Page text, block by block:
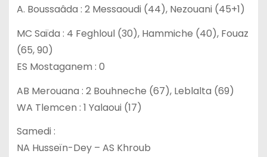
A. Boussaâda : 2 Messaoudi (44), Nezouani (45+1)
MC Saïda : 4 Feghloul (30), Hammiche (40), Fouaz
(65, 90)
ES Mostaganem : 0
AB Merouana : 2 Bouhneche (67), Leblalta (69)
WA Tlemcen : 1 Yalaoui (17)
Samedi :
NA Husseïn-Dey – AS Khroub